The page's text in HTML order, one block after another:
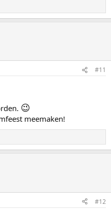
#11
😉
meemaken!
#12